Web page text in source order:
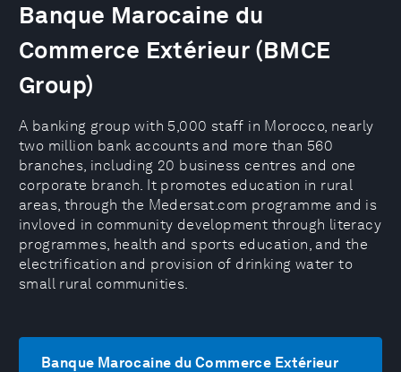
Banque Marocaine du
Commerce Extérieur (BMCE
Group)
A banking group with 5,000 staff in Morocco, nearly
two million bank accounts and more than 560
branches, including 20 business centres and one
corporate branch. It promotes education in rural
areas, through the Medersat.com programme and is
invloved in community development through literacy
programmes, health and sports education, and the
electrification and provision of drinking water to
small rural communities.
Banque Marocaine du Commerce Extérieur